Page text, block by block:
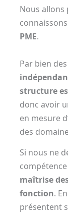
Nous allons
PME.
Par bien
structure
donc avoir
en mesure
des
Si nous ne
maîtrise
fonction.
présentent